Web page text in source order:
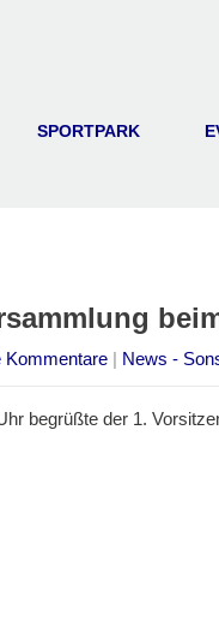
SPORTPARK
Kommentare| News -
begrüßte der 1.